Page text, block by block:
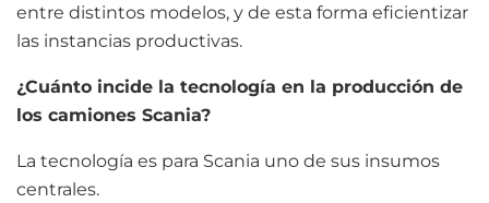
entre distintos modelos, y de esta forma eficientizar
las instancias productivas.
¿Cuánto incide la tecnología en la producción de
los camiones Scania?
La tecnología es para Scania uno de sus insumos
centrales.